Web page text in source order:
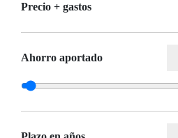
Precio + gastos
Ahorro aportado